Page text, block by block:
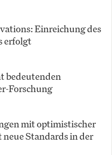
Einreichung des
erfolgt
bedeutenden
Forschung
mit optimistischer
Standards in der